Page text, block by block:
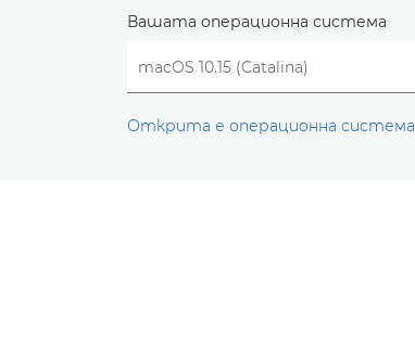
Вашата операционна система
Открита е операционна система